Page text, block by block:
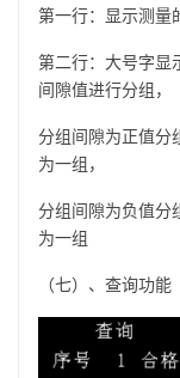
第一行：显示测量
第二行：大号字显
间隙值进行分组，
分组间隙为正值分
为一组，
分组间隙为负值分
为一组
（七）、查询功能